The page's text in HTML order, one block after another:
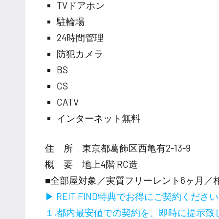
TVドアホン
駐輪場
24時間管理
防犯カメラ
BS
CS
CATV
インターネット無料
住 所 東京都葛飾区西亀有2-13-9
概 要 地上4階 RC造
■全部屋対象／実質フリーレント6ヶ月／
▶ REIT FIND特典でお得にご契約ください
１.都内最安値での契約を、即時に提示致